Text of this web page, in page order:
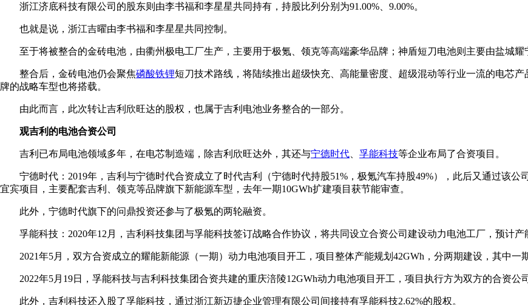
浙江济底科技有限公司的股东则由李书福和李星星共同持有，持股比列分别为91.00%、9.00%。
也就是说，浙江吉曜由李书福和李星星共同控制。
至于将被整合的金砖电池，由衢州极电工厂生产，主要用于极氪、领克等高端豪华品牌；神盾短刀电池则主要由盐城耀
整合后，金砖电池仍会聚焦磷酸铁锂短刀技术路线，将陆续推出超级快充、高能量密度、超级混动等行业一流的电芯
牌的战略车型也将搭载。
由此而言，此次转让吉利欣旺达的股权，也属于吉利电池业务整合的一部分。
观吉利的电池合资公司
吉利已布局电池领域多年，在电芯制造端，除吉利欣旺达外，其还与宁德时代 孚能科技等企业布局了合资项目。
宁德时代：2019年，吉利与宁德时代合资成立了时代吉利（宁德时代持股51%，极氪汽车持股49%），此后又通过该
宜宾项目，主要配套吉利、领克等品牌旗下新能源车型，去年一期10GWh扩建项目获节能审查。
此外，宁德时代旗下的问鼎投资还参与了极氪的两轮融资。
孚能科技：2020年12月，吉利科技集团与孚能科技签订战略合作协议，将共同设立合资公司建设动力电池工厂，预计产
2021年5月，双方合资成立的耀能新能源（一期）动力电池项目开工，项目整体产能规划42GWh，分两期建设，其中一
2022年5月19日，孚能科技与吉利科技集团合资共建的重庆涪陵12GWh动力电池项目开工，项目执行方为双方的合资公
此外，吉利科技还入股了孚能科技，通过浙江新迈捷企业管理有限公司间接持有孚能科技2.62%的股权。